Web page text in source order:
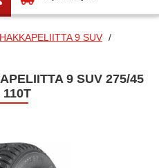
HAKKAPELIITTA 9 SUV
9 SUV 275/45
110T